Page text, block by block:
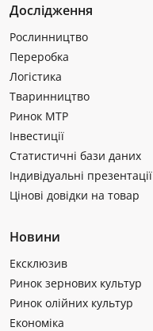
Дослідження
Рослинництво
Переробка
Логістика
Тваринництво
Ринок МТР
Інвестиції
Статистичні бази даних
Індивідуальні презентації
Цінові довідки на товар
Новини
Ексклюзив
Ринок зернових культур
Ринок олійних культур
Економіка